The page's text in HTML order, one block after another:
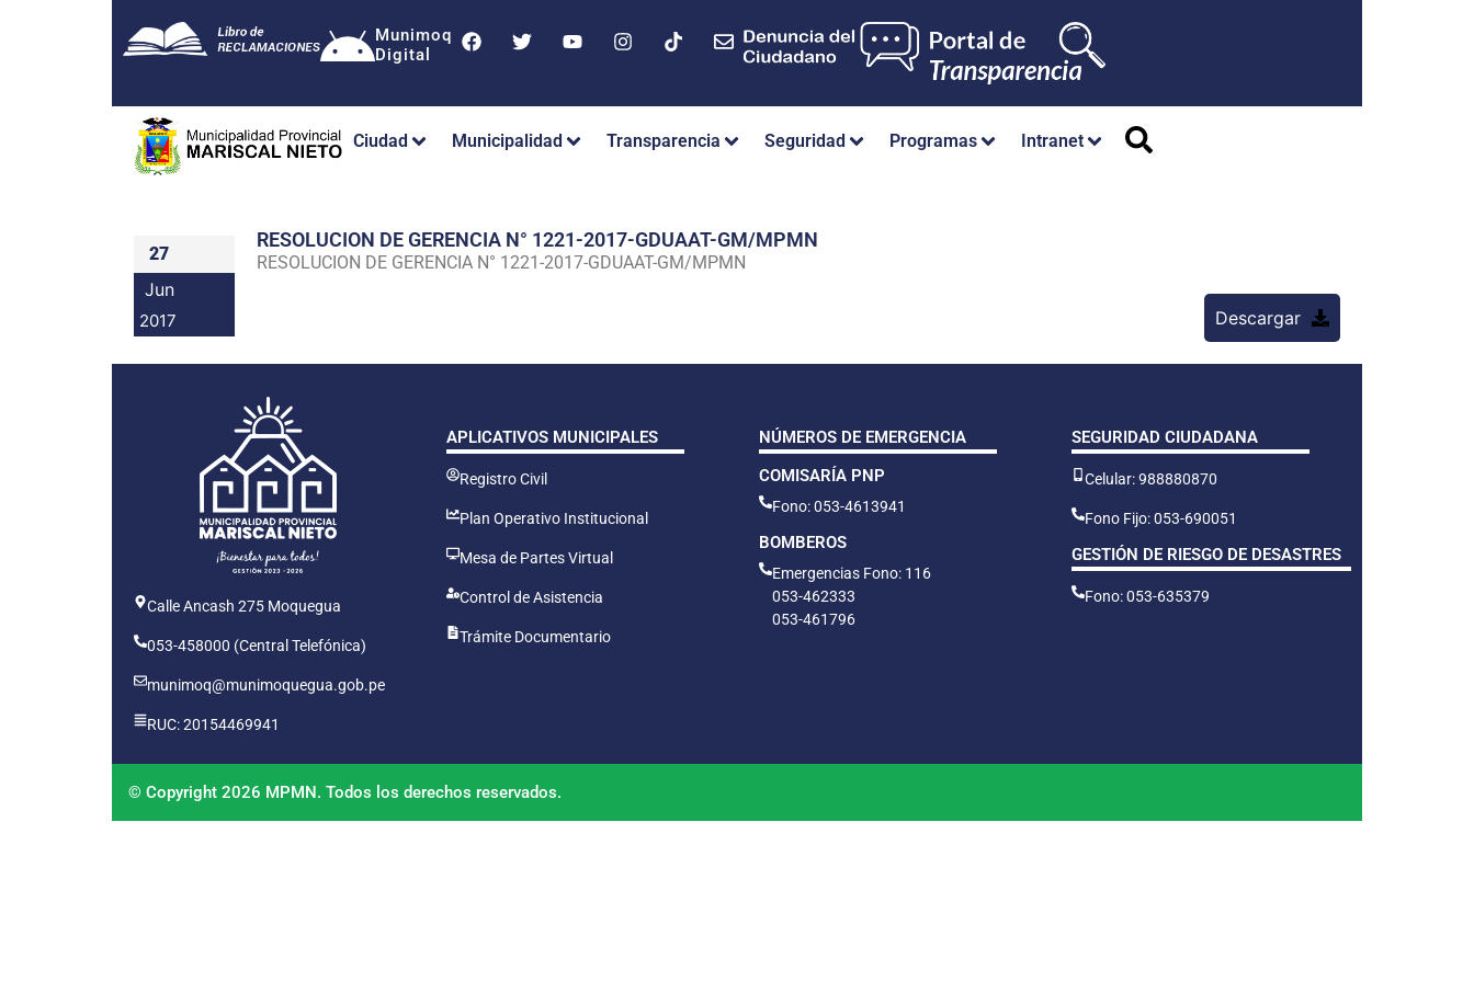
Munimoq
Digital
Ciudad Municipalidad Transparencia Seguridad Programas Intranet
27
Jun
2017
RESOLUCION DE GERENCIA N° 1221-2017-GDUAAT-GM/MPMN
RESOLUCION DE GERENCIA N° 1221-2017-GDUAAT-GM/MPMN
Descargar
Calle Ancash 275 Moquegua
053-458000 (Central Telefónica)
munimoq@munimoquegua.gob.pe
RUC: 20154469941
APLICATIVOS MUNICIPALES
Registro Civil
Plan Operativo Institucional
Mesa de Partes Virtual
Control de Asistencia
Trámite Documentario
NÚMEROS DE EMERGENCIA
COMISARÍA PNP
Fono: 053-4613941
BOMBEROS
Emergencias Fono: 116
053-462333
053-461796
SEGURIDAD CIUDADANA
Celular: 988880870
Fono Fijo: 053-690051
GESTIÓN DE RIESGO DE DESASTRES
Fono: 053-635379
© Copyright 2026 MPMN. Todos los derechos reservados.